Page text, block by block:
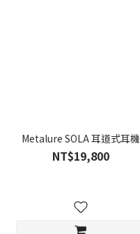
Metalure SOLA 耳道式耳機
NT$19,800